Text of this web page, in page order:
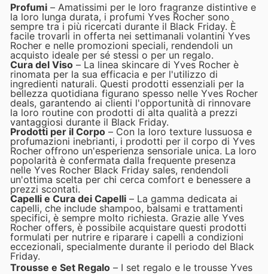
Profumi – Amatissimi per le loro fragranze distintive e
la loro lunga durata, i profumi Yves Rocher sono
sempre tra i più ricercati durante il Black Friday. È
facile trovarli in offerta nei settimanali volantini Yves
Rocher e nelle promozioni speciali, rendendoli un
acquisto ideale per sé stessi o per un regalo.
Cura del Viso – La linea skincare di Yves Rocher è
rinomata per la sua efficacia e per l'utilizzo di
ingredienti naturali. Questi prodotti essenziali per la
bellezza quotidiana figurano spesso nelle Yves Rocher
deals, garantendo ai clienti l'opportunità di rinnovare
la loro routine con prodotti di alta qualità a prezzi
vantaggiosi durante il Black Friday.
Prodotti per il Corpo – Con la loro texture lussuosa e
profumazioni inebrianti, i prodotti per il corpo di Yves
Rocher offrono un'esperienza sensoriale unica. La loro
popolarità è confermata dalla frequente presenza
nelle Yves Rocher Black Friday sales, rendendoli
un'ottima scelta per chi cerca comfort e benessere a
prezzi scontati.
Capelli e Cura dei Capelli – La gamma dedicata ai
capelli, che include shampoo, balsami e trattamenti
specifici, è sempre molto richiesta. Grazie alle Yves
Rocher offers, è possibile acquistare questi prodotti
formulati per nutrire e riparare i capelli a condizioni
eccezionali, specialmente durante il periodo del Black
Friday.
Trousse e Set Regalo – I set regalo e le trousse Yves